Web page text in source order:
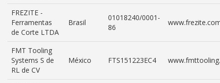
FREZITE -
Ferramentas
de Corte LTDA
Brasil
01018240/0001-
86
FMT Tooling
Systems S de
RL de CV
México FTS151223EC4